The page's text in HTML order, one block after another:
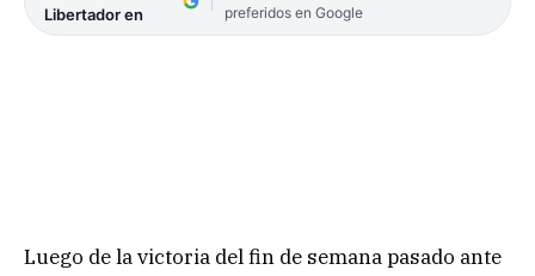
Libertador en
preferidos en Google
Luego de la victoria del fin de semana pasado ante